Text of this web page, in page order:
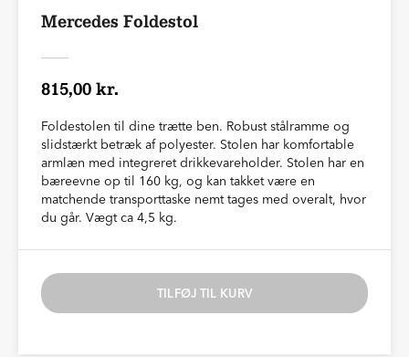
Mercedes Foldestol
815,00 kr.
Foldestolen til dine trætte ben. Robust stålramme og
slidstærkt betræk af polyester. Stolen har komfortable
armlæn med integreret drikkevareholder. Stolen har en
bæreevne op til 160 kg, og kan takket være en
matchende transporttaske nemt tages med overalt, hvor
du går. Vægt ca 4,5 kg.
TILFØJ TIL KURV